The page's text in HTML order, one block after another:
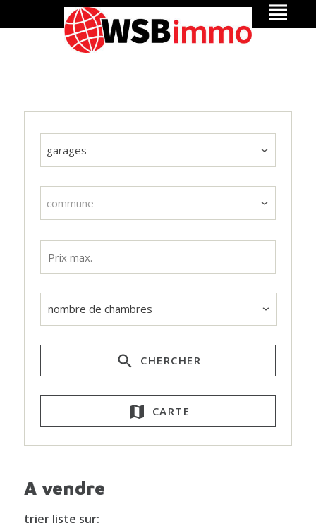
garages
commune
CHERCHER
CARTE
A vendre
trier liste sur: